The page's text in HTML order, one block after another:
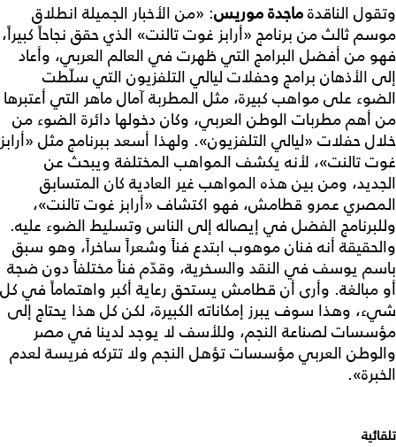
وتقول الناقدةماجدة موريس: «من الأخبار الجميلة انطلاق
موسم ثالث من برنامج «أرابز غوت تالنت» الذي حقق نجاحاً كبيراً،
فهو من أفضل البرامج التي ظهرت في العالم العربي، وأعاد
إلى الأذهان برامج وحفلات ليالي التلفزيون التي سلّطت
الضوء على مواهب كبيرة، مثل المطربة آمال ماهر التي أعتبرها
من أهم مطربات الوطن العربي، وكان دخولها دائرة الضوء من
خلال حفلات «ليالي التلفزيون». ولهذا أسعد ببرنامج مثل «أرابز
غوت تالنت»، لأنه يكشف المواهب المختلفة ويبحث عن
الجديد، ومن بين هذه المواهب غير العادية كان المتسابق
المصري عمرو قطامش، فهو اكتشاف «أرابز غوت تالنت»،
وللبرنامج الفضل في إيصاله إلى الناس وتسليط الضوء عليه.
والحقيقة أنه فنان موهوب ابتدع فناً وشعراً ساخراً، وهو سبق
باسم يوسف في النقد والسخرية، وقدّم فناً مختلفاً دون ضجة
أو مبالغة. وأرى أن قطامش يستحق رعاية أكبر واهتماماً في كل
شيء، وهذا سوف يبرز إمكاناته الكبيرة، لكن كل هذا يحتاج إلى
مؤسسات لصناعة النجم، وللأسف لا يوجد لدينا في مصر
والوطن العربي مؤسسات تؤهل النجم ولا تتركه فريسة لعدم
الخبرة».
تلقائية